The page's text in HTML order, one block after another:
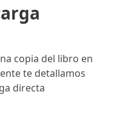
copia del libro en
te detallamos
directa